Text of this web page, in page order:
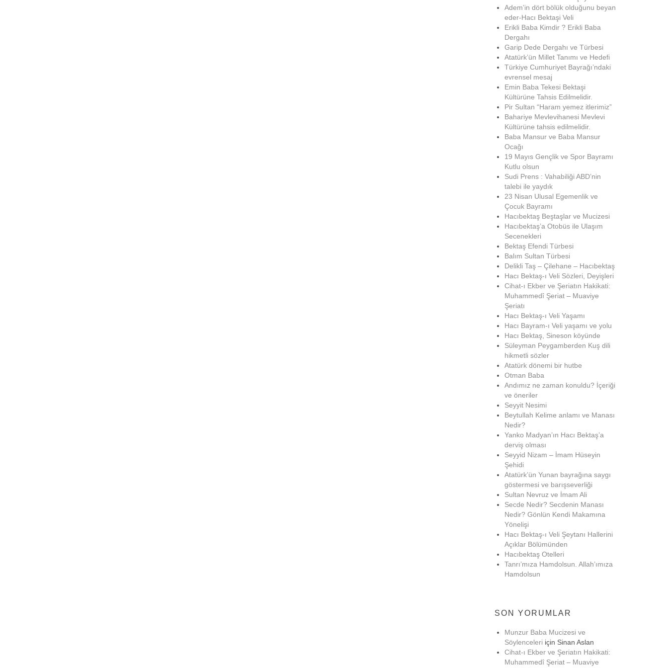
Adem’in dört bölük olduğunu beyan
eder-Hacı Bektaşi Veli
Erikli Baba Kimdir ? Erikli Baba
Dergahı
Garip Dede Dergahı ve Türbesi
Atatürk’ün Millet Tanımı ve Hedefi
Türkiye Cumhuriyet Bayrağı’ndaki
evrensel mesaj
Emin Baba Tekesi Bektaşi
Kültürüne Tahsis Edilmelidir.
Pir Sultan “Haram yemez itlerimiz”
Bahariye Mevlevihanesi Mevlevi
Kültürüne tahsis edilmelidir.
Baba Mansur ve Baba Mansur
Ocağı
19 Mayıs Gençlik ve Spor Bayramı
Kutlu olsun
Sudi Prens : Vahabiliği ABD’nin
talebi ile yaydık
23 Nisan Ulusal Egemenlik ve
Çocuk Bayramı
Hacıbektaş Beştaşlar ve Mucizesi
Hacıbektaş’a Otobüs ile Ulaşım
Secenekleri
Bektaş Efendi Türbesi
Balım Sultan Türbesi
Delikli Taş – Çilehane – Hacıbektaş
Hacı Bektaş-ı Veli Sözleri, Deyişleri
Cihat-ı Ekber ve Şeriatın Hakikati:
Muhammedî Şeriat – Muaviye
Şeriatı
Hacı Bektaş-ı Veli Yaşamı
Hacı Bayram-ı Veli yaşamı ve yolu
Hacı Bektaş, Sineson köyünde
Süleyman Peygamberden Kuş dili
hikmetli sözler
Atatürk dönemi bir hutbe
Otman Baba
Andımız ne zaman konuldu? İçeriği
ve öneriler
Seyyit Nesimi
Beytullah Kelime anlamı ve Manası
Nedir?
Yanko Madyan’ın Hacı Bektaş’a
derviş olması
Seyyid Nizam – İmam Hüseyin
Şehidi
Atatürk’ün Yunan bayrağına saygı
göstermesi ve barışseverliği
Sultan Nevruz ve İmam Ali
Secde Nedir? Secdenin Manası
Nedir? Gönlün Kendi Makamına
Yönelişi
Hacı Bektaş-ı Veli Şeytanı Hallerini
Açıklar Bölümünden
Hacıbektaş Otelleri
Tanrı’mıza Hamdolsun. Allah’ımıza
Hamdolsun
SON YORUMLAR
Munzur Baba Mucizesi ve
Söylenceleri için Sinan Aslan
Cihat-ı Ekber ve Şeriatın Hakikati:
Muhammedî Şeriat – Muaviye